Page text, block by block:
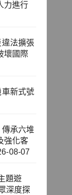
力進行
法擴張
壞國際
新式號
承六堆
強化客
08-07
題遊
深度探